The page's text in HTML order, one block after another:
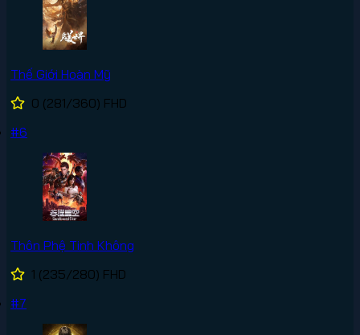
Thế Giới Hoàn Mỹ
0 (281/360) FHD
#6
Thôn Phệ Tinh Không
1 (235/280) FHD
#7